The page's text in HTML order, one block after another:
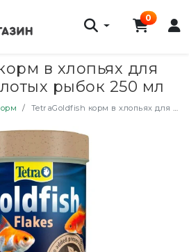
0
в хлопьях для
рыбок 250 мл
TetraGoldfish корм в хлопьях для всех видов золотых рыбок 250 мл